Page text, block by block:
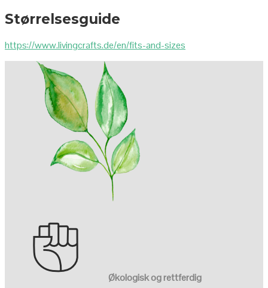
Størrelsesguide
https://www.livingcrafts.de/en/fits-and-sizes
Økologisk og rettferdig